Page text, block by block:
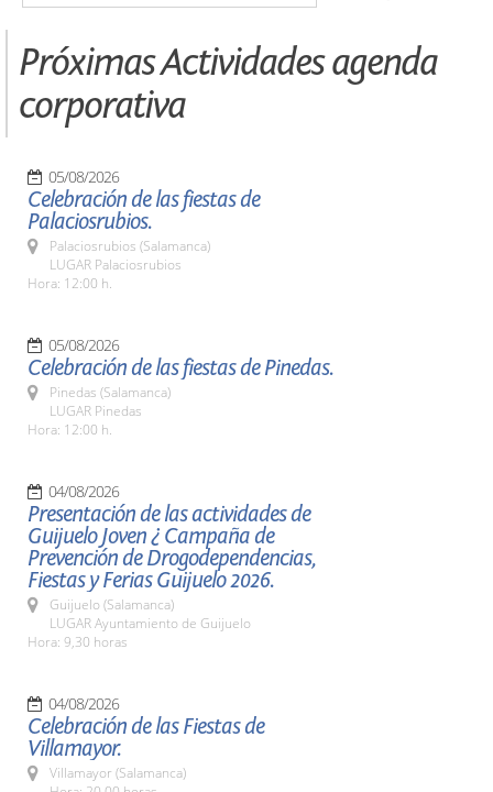
Próximas Actividades agenda
corporativa
05/08/2026
Celebración de las fiestas de
Palaciosrubios.
Palaciosrubios (Salamanca)
LUGAR Palaciosrubios
Hora: 12:00 h.
05/08/2026
Celebración de las fiestas de Pinedas.
Pinedas (Salamanca)
LUGAR Pinedas
Hora: 12:00 h.
04/08/2026
Presentación de las actividades de
Guijuelo Joven ¿ Campaña de
Prevención de Drogodependencias,
Fiestas y Ferias Guijuelo 2026.
Guijuelo (Salamanca)
LUGAR Ayuntamiento de Guijuelo
Hora: 9,30 horas
04/08/2026
Celebración de las Fiestas de
Villamayor.
Villamayor (Salamanca)